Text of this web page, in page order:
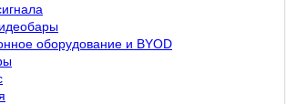
оборудование и BYOD